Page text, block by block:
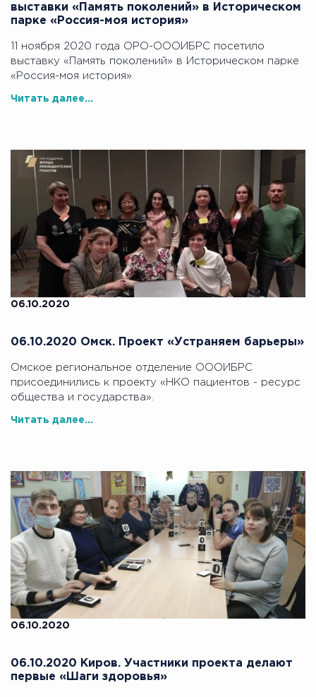
выставки «Память поколений» в Историческом
парке «Россия-моя история»
11 ноября 2020 года ОРО-ОООИБРС посетило
выставку «Память поколений» в Историческом парке
«Россия-моя история».
Читать далее...
06.10.2020
06.10.2020 Омск. Проект «Устраняем барьеры»
Омское региональное отделение ОООИБРС
присоединились к проекту «НКО пациентов - ресурс
общества и государства».
Читать далее...
06.10.2020
06.10.2020 Киров. Участники проекта делают
первые «Шаги здоровья»